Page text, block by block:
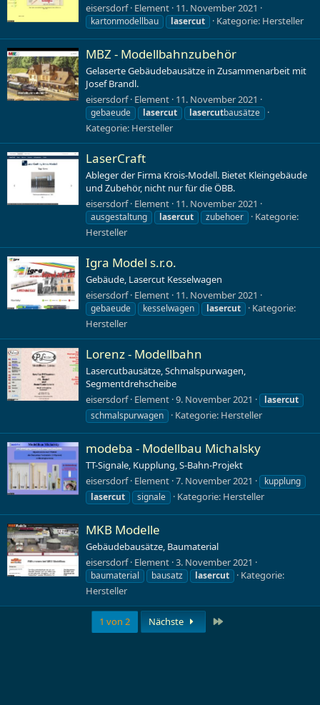
eisersdorf Element 11. November 2021
kartonmodellbau lasercut Kategorie: Hersteller
MBZ - Modellbahnzubehör
Gelaserte Gebäudebausätze in Zusammenarbeit mit
Josef Brandl.
eisersdorf Element 11. November 2021
gebaeude lasercut lasercutbausätze
Kategorie: Hersteller
LaserCraft
Ableger der Firma Krois-Modell. Bietet Kleingebäude
und Zubehör, nicht nur für die ÖBB.
eisersdorf Element 11. November 2021
ausgestaltung lasercut zubehoer
Kategorie:
Hersteller
Igra Model s.r.o.
Gebäude, Lasercut Kesselwagen
eisersdorf Element 11. November 2021
gebaeude kesselwagen lasercut
Kategorie:
Hersteller
Lorenz - Modellbahn
Lasercutbausätze, Schmalspurwagen,
Segmentdrehscheibe
eisersdorf Element 9. November 2021
lasercut
schmalspurwagen
Kategorie: Hersteller
modeba - Modellbau Michalsky
TT-Signale, Kupplung, S-Bahn-Projekt
eisersdorf Element 7. November 2021
kupplung
lasercut
signale Kategorie: Hersteller
MKB Modelle
Gebäudebausätze, Baumaterial
eisersdorf Element 3. November 2021
baumaterial bausatz lasercut
Kategorie:
Hersteller
1 von 2 Nächste